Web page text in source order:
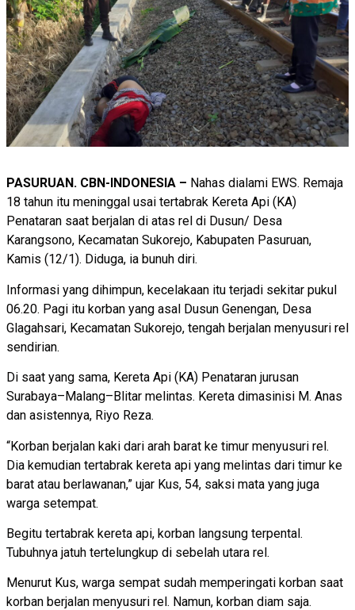
PASURUAN. CBN-INDONESIA – Nahas dialami EWS. Remaja
18 tahun itu meninggal usai tertabrak Kereta Api (KA)
Penataran saat berjalan di atas rel di Dusun/ Desa
Karangsono, Kecamatan Sukorejo, Kabupaten Pasuruan,
Kamis (12/1). Diduga, ia bunuh diri.
Informasi yang dihimpun, kecelakaan itu terjadi sekitar pukul
06.20. Pagi itu korban yang asal Dusun Genengan, Desa
Glagahsari, Kecamatan Sukorejo, tengah berjalan menyusuri rel
sendirian.
Di saat yang sama, Kereta Api (KA) Penataran jurusan
Surabaya–Malang–Blitar melintas. Kereta dimasinisi M. Anas
dan asistennya, Riyo Reza.
“Korban berjalan kaki dari arah barat ke timur menyusuri rel.
Dia kemudian tertabrak kereta api yang melintas dari timur ke
barat atau berlawanan,” ujar Kus, 54, saksi mata yang juga
warga setempat.
Begitu tertabrak kereta api, korban langsung terpental.
Tubuhnya jatuh tertelungkup di sebelah utara rel.
Menurut Kus, warga sempat sudah memperingati korban saat
korban berjalan menyusuri rel. Namun, korban diam saja.